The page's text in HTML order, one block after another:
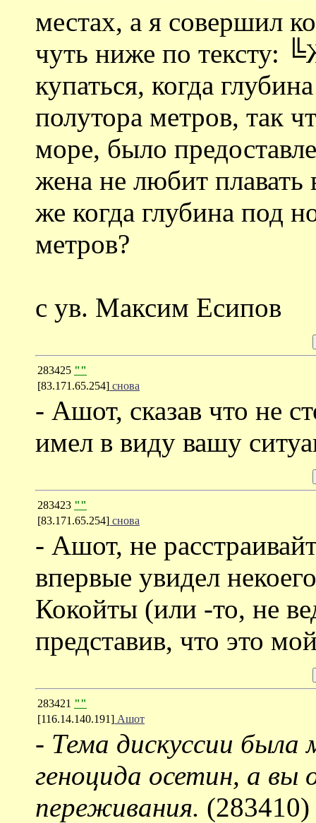
местах, а я совершил
чуть ниже по тексту:
купаться, когда
полутора метров, так
море, было
жена не любит плавать
же когда глубина под
метров?
с ув. Максим Есипов
283425 ""
[83.171.65.254] снова
- Ашот, сказав что не
имел в виду вашу
283423 ""
[83.171.65.254] снова
- Ашот, не
впервые увидел
Кокойты (или -то, не
представив, что это
283421 ""
[116.14.140.191] Ашот
- Тема дискуссии была
геноцида осетин, а вы
переживания. (283410)